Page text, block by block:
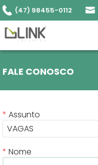
(47) 98455-0112
FALE CONOSCO
Assunto
VAGAS
Nome